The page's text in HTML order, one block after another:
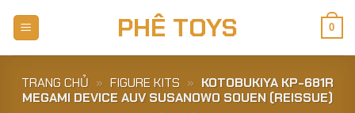
PHÊ TOYS 0
TRANG CHỦ » FIGURE KITS » KOTOBUKIYA KP-681R
MEGAMI DEVICE AUV SUSANOWO SOUEN (REISSUE)